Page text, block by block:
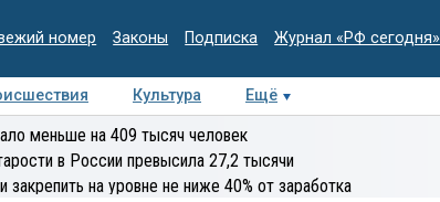
номер Законы Подписка Журнал «РФ сегодня»
Культура Ещё
Интервью Колумнисты
меньше на 409 тысяч человек
в России превысила 27,2 тысячи
на уровне не ниже 40% от заработка